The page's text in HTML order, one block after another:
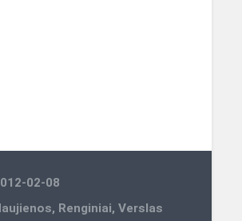
02-08
, Renginiai,Verslas